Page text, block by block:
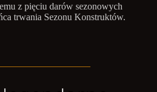
z pięciu darów sezonowych
trwania Sezonu Konstruktów.